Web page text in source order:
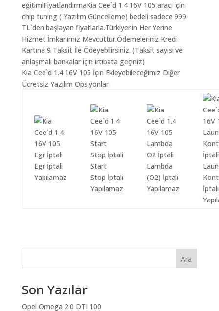
eğitimiFiyatlandırmaKia Cee`d 1.4 16V 105 aracı için
chip tuning ( Yazılım Güncelleme) bedeli sadece 999
TL`den başlayan fiyatlarla.Türkiyenin Her Yerine
Hizmet İmkanımız Mevcuttur.Ödemeleriniz Kredi
Kartına 9 Taksit İle Ödeyebilirsiniz. (Taksit sayısı ve
anlaşmalı bankalar için irtibata geçiniz)
Kia Cee`d 1.4 16V 105 İçin Ekleyebileceğimiz Diğer
Ücretsiz Yazılım Opsiyonları
Egr İptali
Yapılamaz
Start
Stop İptali
Yapılamaz
Lambda
(O2) İptali
Yapılamaz
İptali
Ara
Son Yazılar
Opel Omega 2.0 DTI 100